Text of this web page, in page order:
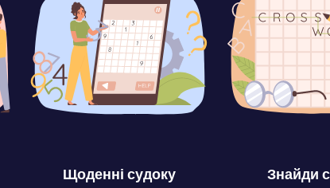
Щоденні судоку Знайди